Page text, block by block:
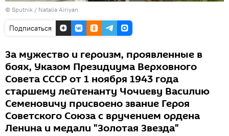
© Sputnik / Natalia Airiyan
Подписаться
За мужество и героизм, проявленные в
боях, Указом Президиума Верховного
Совета СССР от 1 ноября 1943 года
старшему лейтенанту Чочиеву Василию
Семеновичу присвоено звание Героя
Советского Союза с вручением ордена
Ленина и медали "Золотая Звезда"